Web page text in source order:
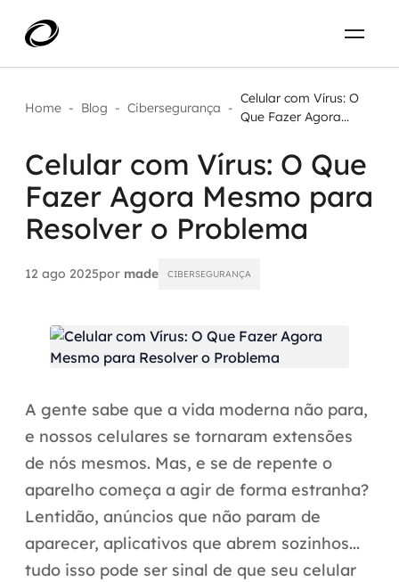
Aplicar IA com impacto real
AI / Machine Learning
IA Generativa
Aceleradores de IA
Automação inteligente
Integração de IA
RPA e hiperautomação
AI Day
Transformar dados em decisão
Projetos
Home - Blog - Cibersegurança -
Celular com Vírus: O
Que Fazer Agora...
Celular com Vírus: O Que
Fazer Agora Mesmo para
Resolver o Problema
12 ago 2025por made CIBERSEGURANÇA
A gente sabe que a vida moderna não para,
e nossos celulares se tornaram extensões
de nós mesmos. Mas, e se de repente o
aparelho começa a agir de forma estranha?
Lentidão, anúncios que não param de
aparecer, aplicativos que abrem sozinhos...
tudo isso pode ser sinal de que seu celular